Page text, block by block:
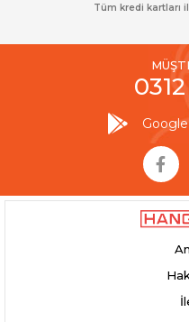
Tüm kredi kartları